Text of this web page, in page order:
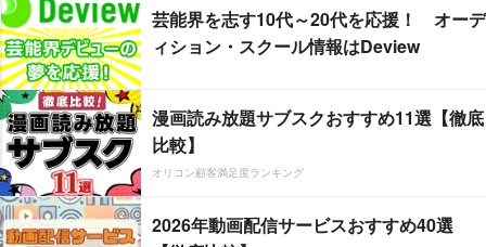
芸能界を志す10代～20代を応援！ オーデ
ィション・スクール情報はDeview
漫画読み放題サブスクおすすめ11選【徹底
比較】
オリコン顧客満足度ランキング
2026年動画配信サービスおすすめ40選